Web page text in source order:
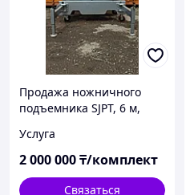
Продажа ножничного
подъемника SJPT, 6 м,
Астана
Услуга
2 000 000₸/комплект
Связаться